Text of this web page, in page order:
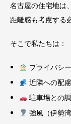
名古屋の住宅地は
距離感も考慮する
そこで私たちは：
プライバシ
近隣への配
駐車場との
強風（伊勢